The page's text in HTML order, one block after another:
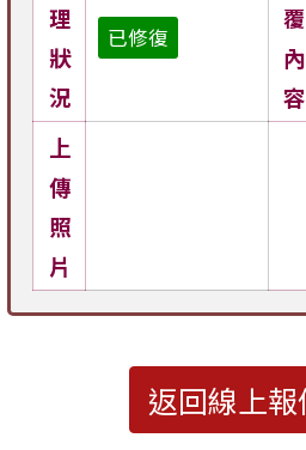
理
狀
況
已修復
覆
內
容
上
傳
照
片
返回線上